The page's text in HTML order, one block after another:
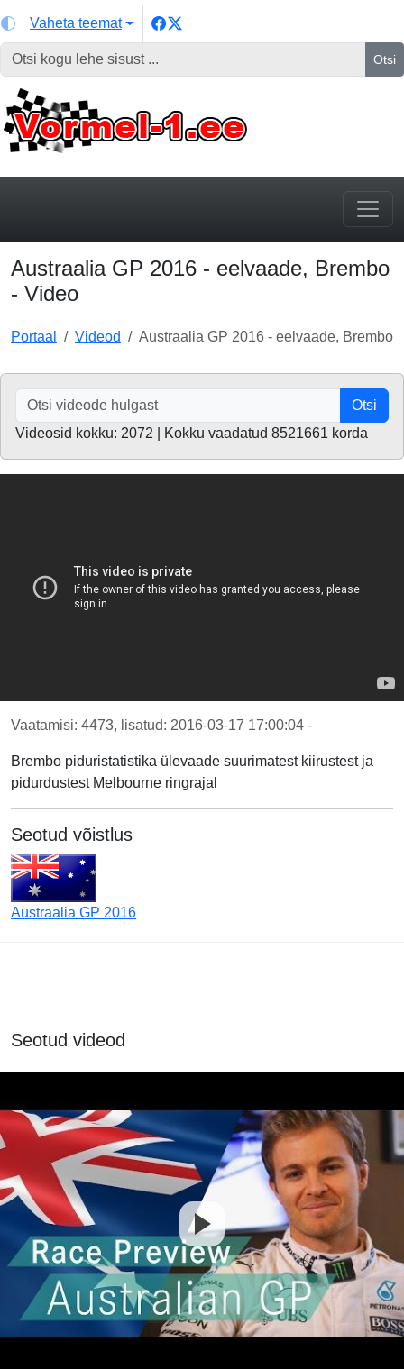
Vaheta teemat
Otsi
Austraalia GP 2016 - eelvaade, Brembo
- Video
Portaal Videod Austraalia GP 2016 - eelvaade, Brembo
Otsi
Videosid kokku: 2072 | Kokku vaadatud 8521661 korda
Vaatamisi: 4473, lisatud: 2016-03-17 17:00:04 -
Brembo piduristatistika ülevaade suurimatest kiirustest ja
pidurdustest Melbourne ringrajal
Seotud võistlus
Austraalia GP 2016
Seotud videod